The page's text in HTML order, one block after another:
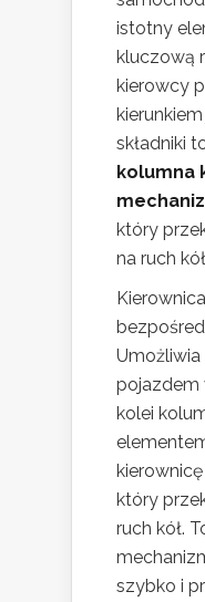
istotny
kluczową
kierowcy
składniki
kolumna
który
na ruch
pojazdem
kolei
który
ruch kół.
szybko i